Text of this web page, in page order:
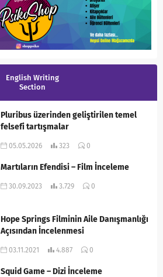
English Writing
Section
Pluribus üzerinden geliştirilen temel
felsefi tartışmalar
05.05.2026 323 0
Martıların Efendisi – Film İnceleme
30.09.2023 3.729 0
Hope Springs Filminin Aile Danışmanlığı
Açısından İncelenmesi
03.11.2021 4.887 0
Squid Game – Dizi İnceleme